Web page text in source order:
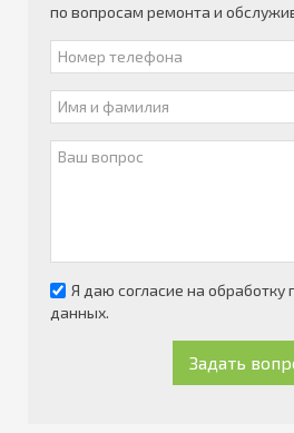
по вопросам ремонта и
Я даю согласие на обработку
данных.
Задать